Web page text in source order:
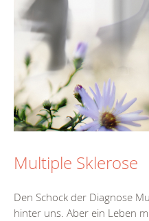
Multiple Sklerose
Den Schock der Diagnose
hinter uns. Aber ein Leben